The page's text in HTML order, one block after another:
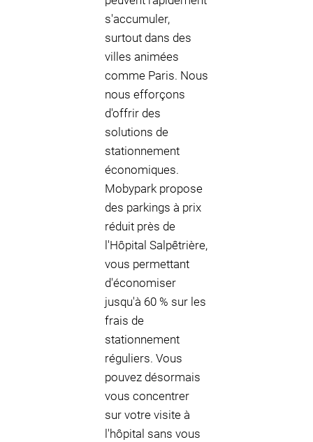
s'accumuler,
surtout dans des
villes animées
comme Paris. Nous
nous efforçons
d'offrir des
solutions de
stationnement
économiques.
Mobypark propose
des parkings à prix
réduit près de
l'Hôpital Salpêtrière,
vous permettant
d'économiser
jusqu'à 60 % sur les
frais de
stationnement
réguliers. Vous
pouvez désormais
vous concentrer
sur votre visite à
l'hôpital sans vous